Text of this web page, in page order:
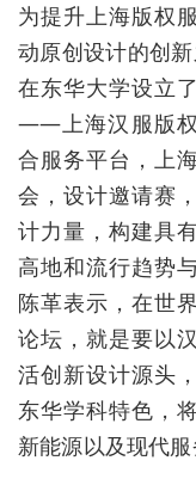
为提升上海版权
动原创设计的创
在东华大学设立
——上海汉服版权
合服务平台，上
会，设计邀请赛
计力量，构建具
高地和流行趋势
陈革表示，在世
论坛，就是要以
活创新设计源头
东华学科特色，
新能源以及现代服